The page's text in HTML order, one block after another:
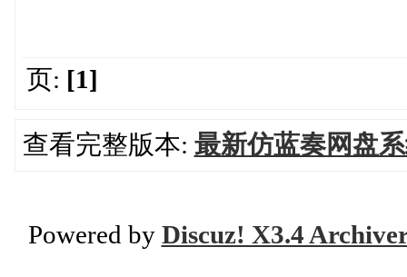
页: [1]
查看完整版本: 最新仿蓝奏网盘
Powered by Discuz! X3.4